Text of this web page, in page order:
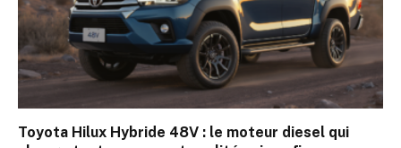
Toyota Hilux Hybride 48V : le moteur diesel qui